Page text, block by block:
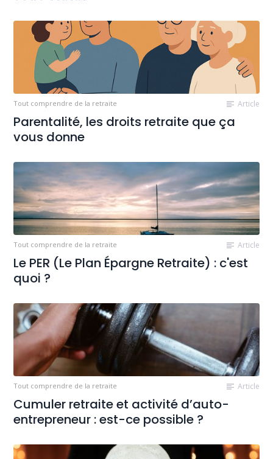
Tout comprendre de la retraite Article
Parentalité, les droits retraite que ça
vous donne
Tout comprendre de la retraite Article
Le PER (Le Plan Épargne Retraite) : c'est
quoi ?
Tout comprendre de la retraite Article
Cumuler retraite et activité d’auto-
entrepreneur : est-ce possible ?